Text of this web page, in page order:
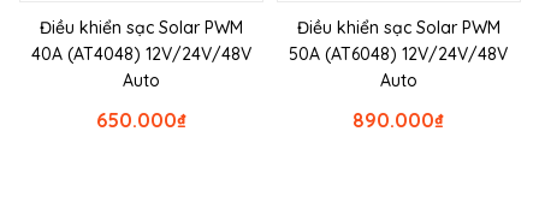
Điều khiển sạc Solar PWM
40A (AT4048) 12V/24V/48V
Auto
₫
650.000
Điều khiển sạc Solar PWM
50A (AT6048) 12V/24V/48V
Auto
₫
890.000